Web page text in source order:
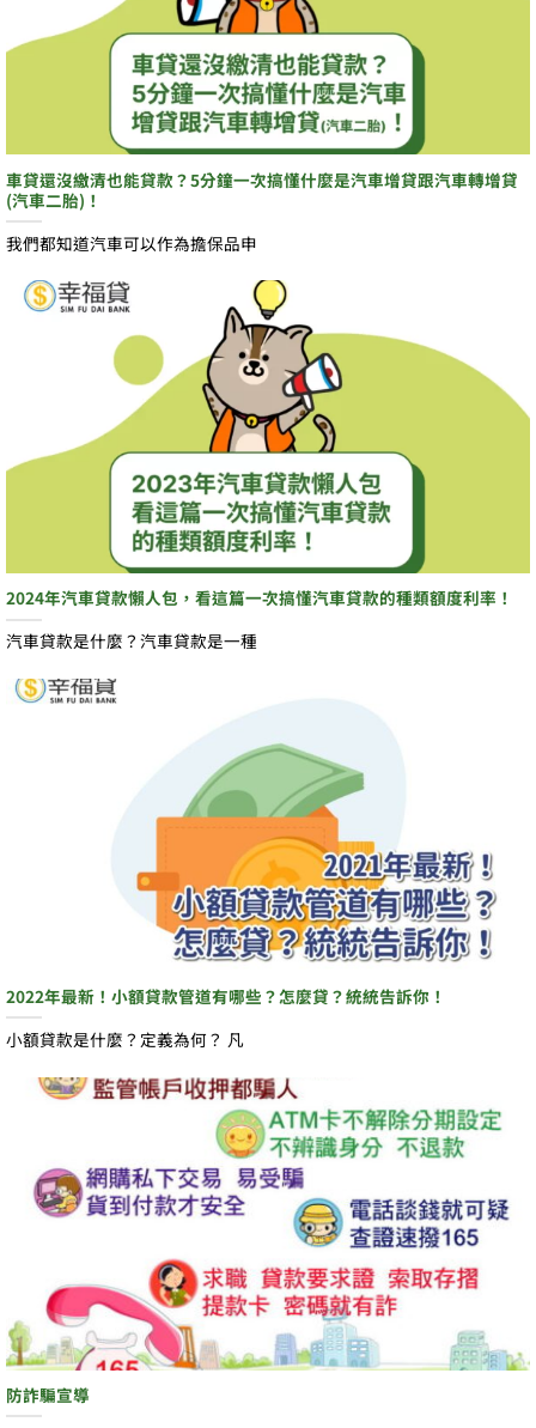
車貸還沒繳清也能貸款？5分鐘一次搞懂什麼是汽車增貸跟汽車轉增貸
(汽車二胎)！
我們都知道汽車可以作為擔保品申
2024年汽車貸款懶人包，看這篇一次搞懂汽車貸款的種類額度利率！
汽車貸款是什麼？汽車貸款是一種
2022年最新！小額貸款管道有哪些？怎麼貸？統統告訴你！
小額貸款是什麼？定義為何？ 凡
防詐騙宣導